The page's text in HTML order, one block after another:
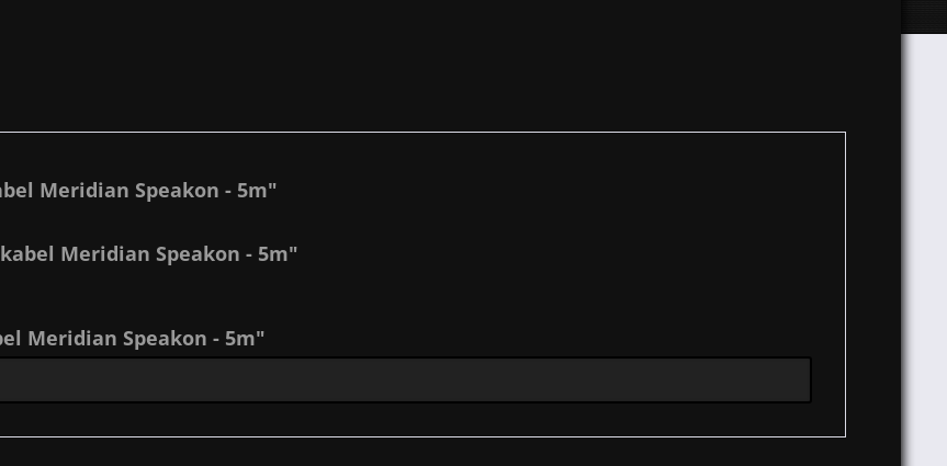
Meridian Speakon - 5m"
Meridian Speakon - 5m"
Meridian Speakon - 5m"